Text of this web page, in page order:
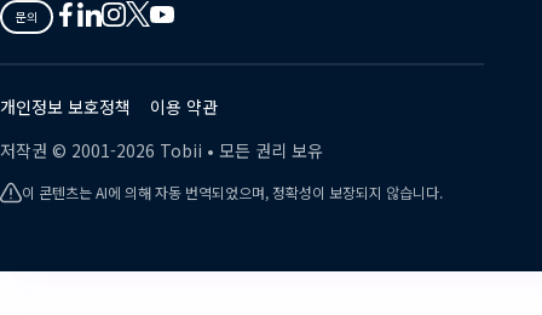
문의
Tobii
on
Facebook
Tobii
on
Linkedin
Tobii
on
Instagram
Tobii
on
Twitter
Tobii
on
Youtube
개인정보 보호정책
이용 약관
저작권 © 2001-2026 Tobii • 모든 권리 보유
이 콘텐츠는 AI에 의해 자동 번역되었으며, 정확성이 보장되지 않습니다.